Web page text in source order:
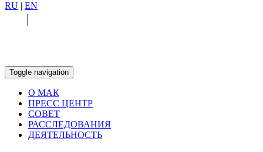
RU | EN
|
Toggle navigation
О МАК
ПРЕСС ЦЕНТР
СОВЕТ
РАССЛЕДОВАНИЯ
ДЕЯТЕЛЬНОСТЬ